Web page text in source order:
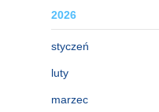
2026
styczeń
luty
marzec